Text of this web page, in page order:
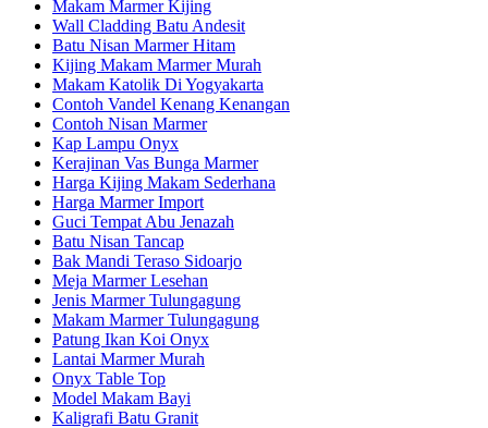
Makam Marmer Kijing
Wall Cladding Batu Andesit
Batu Nisan Marmer Hitam
Kijing Makam Marmer Murah
Makam Katolik Di Yogyakarta
Contoh Vandel Kenang Kenangan
Contoh Nisan Marmer
Kap Lampu Onyx
Kerajinan Vas Bunga Marmer
Harga Kijing Makam Sederhana
Harga Marmer Import
Guci Tempat Abu Jenazah
Batu Nisan Tancap
Bak Mandi Teraso Sidoarjo
Meja Marmer Lesehan
Jenis Marmer Tulungagung
Makam Marmer Tulungagung
Patung Ikan Koi Onyx
Lantai Marmer Murah
Onyx Table Top
Model Makam Bayi
Kaligrafi Batu Granit